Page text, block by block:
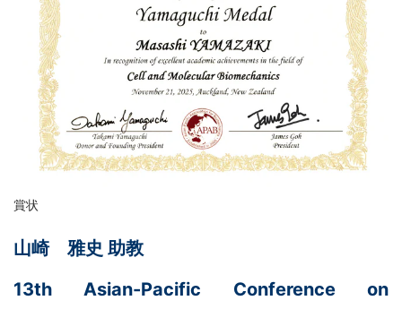
賞状
山崎 雅史 助教
13th Asian-Pacific Conference on